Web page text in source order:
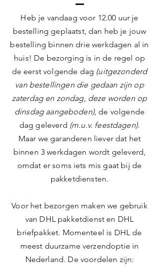
Heb je vandaag voor 12.00 uur je
bestelling geplaatst, dan heb je jouw
bestelling binnen driewerkdagen al in
huis! De bezorging is in de regel op
de eerst volgende dag (uitgezonderd
van bestellingen die gedaan zijn op
zaterdag en zondag, deze worden op
dinsdag aangeboden), de volgende
dag geleverd (m.u.v. feestdagen).
Maar we garanderen liever dat het
binnen 3 werkdagen wordt geleverd,
omdat er soms iets mis gaat bij de
pakketdiensten.
Voor het bezorgen maken we gebruik
van DHL pakketdienst en DHL
briefpakket. Momenteel is DHL de
meest duurzame verzendoptie in
Nederland. De voordelen zijn: